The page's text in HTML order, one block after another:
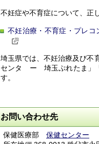
不妊症や不育症について、正
不妊治療・不育症・プレコ
埼玉県では、不妊治療及び不
センタ ー 埼玉ぷれたま」
す。
お問い合わせ先
保健医療部 保健センター